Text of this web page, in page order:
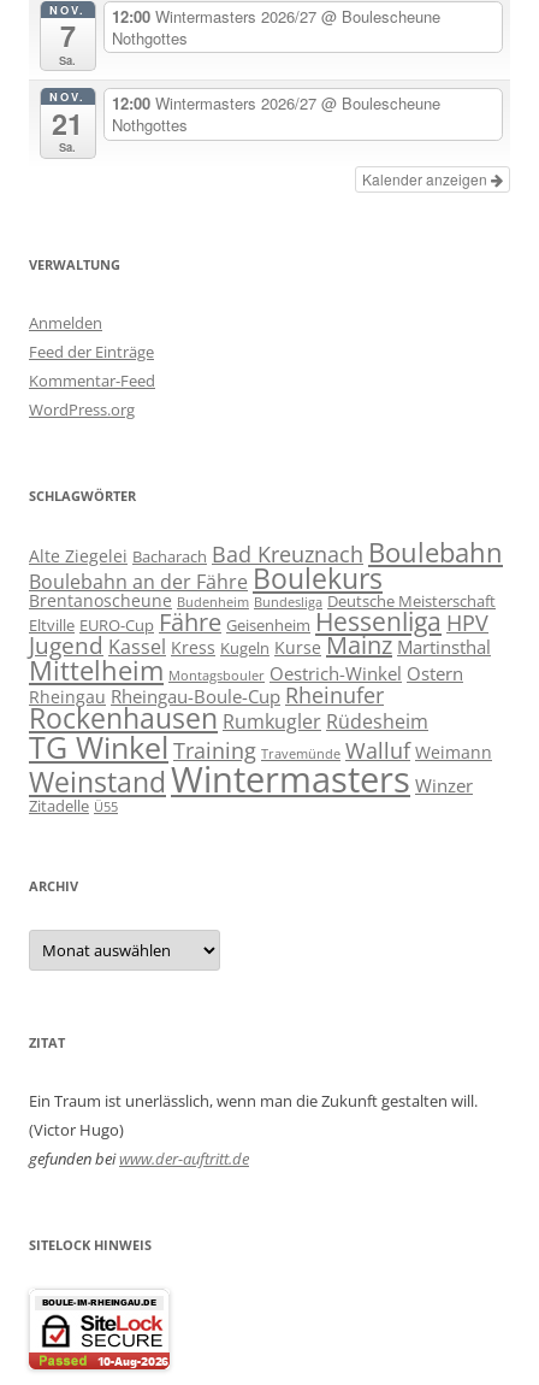
NOV.
7
Sa.
12:00 Wintermasters 2026/27 @ Boulescheune
Nothgottes
NOV.
21
Sa.
12:00 Wintermasters 2026/27 @ Boulescheune
Nothgottes
Kalender anzeigen
VERWALTUNG
Anmelden
Feed der Einträge
Kommentar-Feed
WordPress.org
SCHLAGWÖRTER
Alte Ziegelei Bacharach Bad Kreuznach Boulebahn
Boulebahn an der Fähre Boulekurs
Brentanoscheune Budenheim Bundesliga Deutsche Meisterschaft
Eltville EURO-Cup Fähre Geisenheim Hessenliga HPV
Jugend Kassel Kress Kugeln Kurse Mainz Martinsthal
Mittelheim Montagsbouler Oestrich-Winkel Ostern
Rheingau Rheingau-Boule-Cup Rheinufer
Rockenhausen Rumkugler Rüdesheim
TG WinkelTraining Travemünde Walluf Weimann
WeinstandWintermasters Winzer
Zitadelle Ü55
ARCHIV
Archiv
ZITAT
Ein Traum ist unerlässlich, wenn man die Zukunft gestalten will.
(Victor Hugo)
gefunden beiwww.der-auftritt.de
SITELOCK HINWEIS